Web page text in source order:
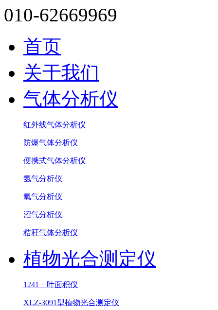
010-62669969
首页
关于我们
气体分析仪
红外线气体分析仪
防爆气体分析仪
便携式气体分析仪
氢气分析仪
氧气分析仪
沼气分析仪
秸秆气体分析仪
植物光合测定仪
1241－叶面积仪
XLZ-3091型植物光合测定仪